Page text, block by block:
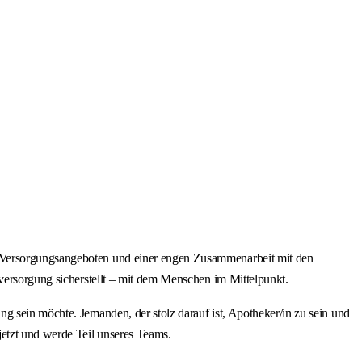
und einer engen Zusammenarbeit mit den
sicherstellt – mit dem Menschen im Mittelpunkt.
möchte. Jemanden, der stolz darauf ist, Apotheker/in zu sein und
und werde Teil unseres Teams.